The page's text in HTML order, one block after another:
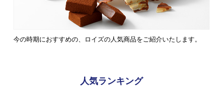
今の時期におすすめの、ロイズの人気商品をご紹介いたします。
人気ランキング